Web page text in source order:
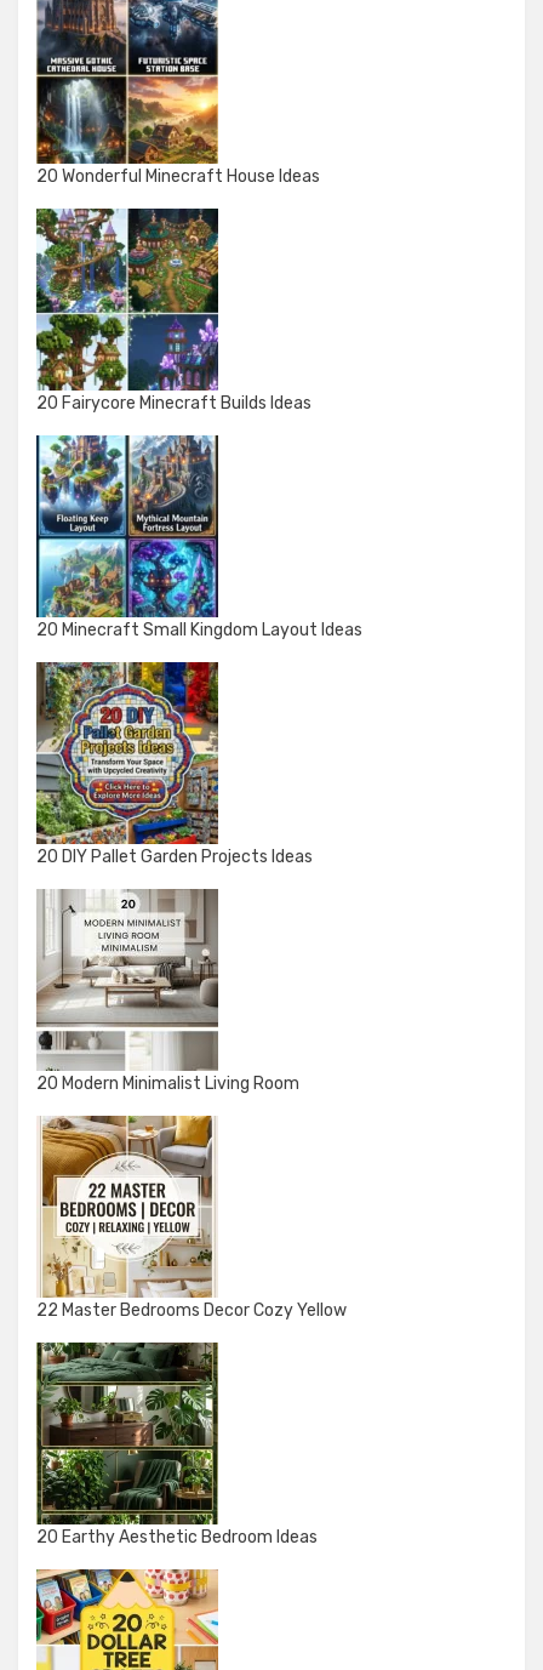
20 Wonderful Minecraft House Ideas
20 Fairycore Minecraft Builds Ideas
20 Minecraft Small Kingdom Layout Ideas
20 DIY Pallet Garden Projects Ideas
20 Modern Minimalist Living Room
22 Master Bedrooms Decor Cozy Yellow
20 Earthy Aesthetic Bedroom Ideas